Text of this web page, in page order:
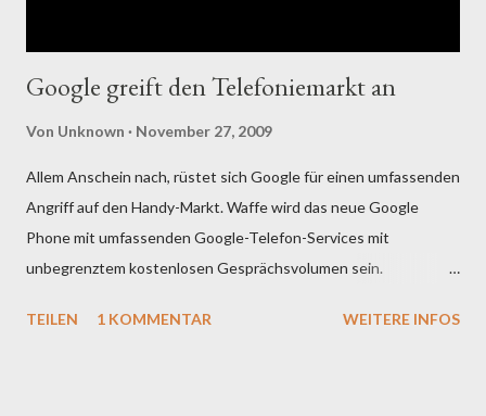
Google greift den Telefoniemarkt an
Von Unknown November 27, 2009
Allem Anschein nach, rüstet sich Google für einen umfassenden
Angriff auf den Handy-Markt. Waffe wird das neue Google
Phone mit umfassenden Google-Telefon-Services mit
unbegrenztem kostenlosen Gesprächsvolumen sein.
damit auf den IP basierendem Datenverkehr gebaut werden.
TEILEN 1 KOMMENTAR WEITERE INFOS